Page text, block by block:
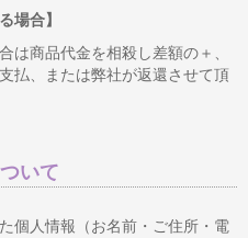
場合】
は商品代金を相殺し差額の＋、
払、または弊社が返還させて頂
いて
個人情報（お名前・ご住所・電